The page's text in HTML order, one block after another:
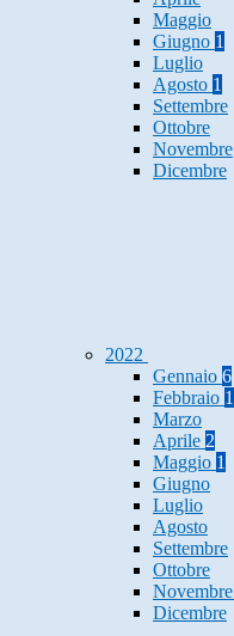
Maggio
Giugno 1
Luglio
Agosto 1
Settembre
Ottobre
Novembre
Dicembre
2022
Gennaio 6
Febbraio 1
Marzo
Aprile 2
Maggio 1
Giugno
Luglio
Agosto
Settembre
Ottobre
Novembre
Dicembre